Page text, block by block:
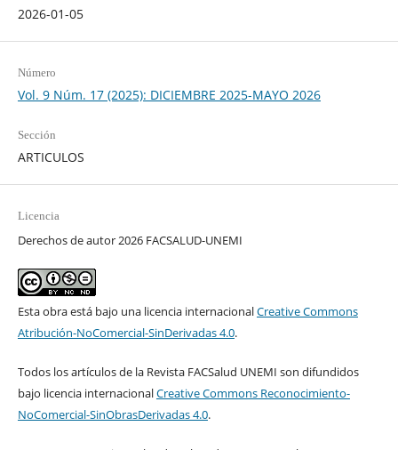
2026-01-05
Número
Vol. 9 Núm. 17 (2025): DICIEMBRE 2025-MAYO 2026
Sección
ARTICULOS
Licencia
Derechos de autor 2026 FACSALUD-UNEMI
Esta obra está bajo una licencia internacionalCreative Commons
Atribución-NoComercial-SinDerivadas 4.0.
Todos los artículos de la Revista FACSalud UNEMI son difundidos
bajo licencia internacionalCreative Commons Reconocimiento-
NoComercial-SinObrasDerivadas 4.0.